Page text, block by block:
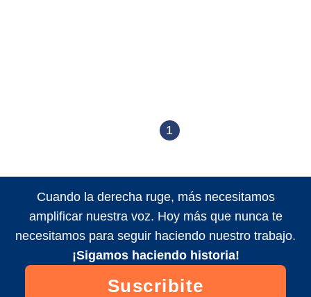
1
Cuando la derecha ruge, más necesitamos
amplificar nuestra voz. Hoy más que nunca te
necesitamos para seguir haciendo nuestro trabajo.
¡Sigamos haciendo historia!
Suscribite